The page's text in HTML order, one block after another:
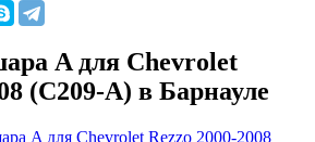
A для Chevrolet
(C209-A) в Барнауле